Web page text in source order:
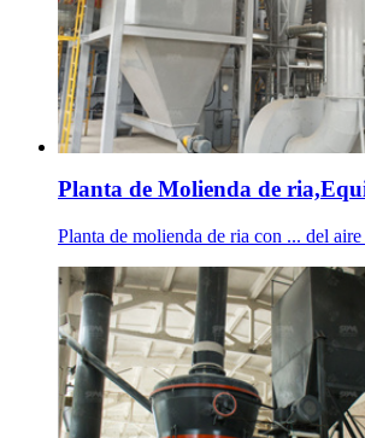
Planta de Molienda de
Planta de molienda de ria con ... del